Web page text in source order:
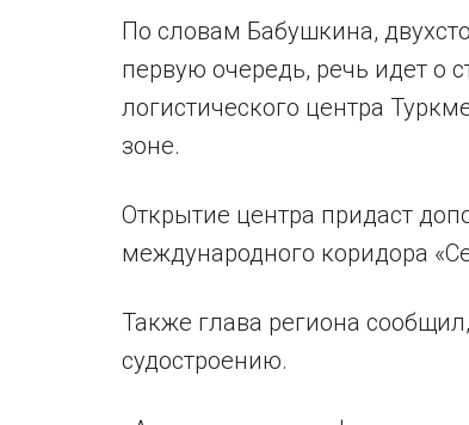
По словам Бабушкина,
первую очередь, речь идет о
логистического центра
зоне.
Открытие центра придаст
международного коридора
Также глава региона
судостроению.